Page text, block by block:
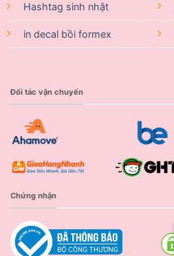
Hashtag sinh nhật
in decal bồi formex
Đối tác vận chuyển
Chứng nhận